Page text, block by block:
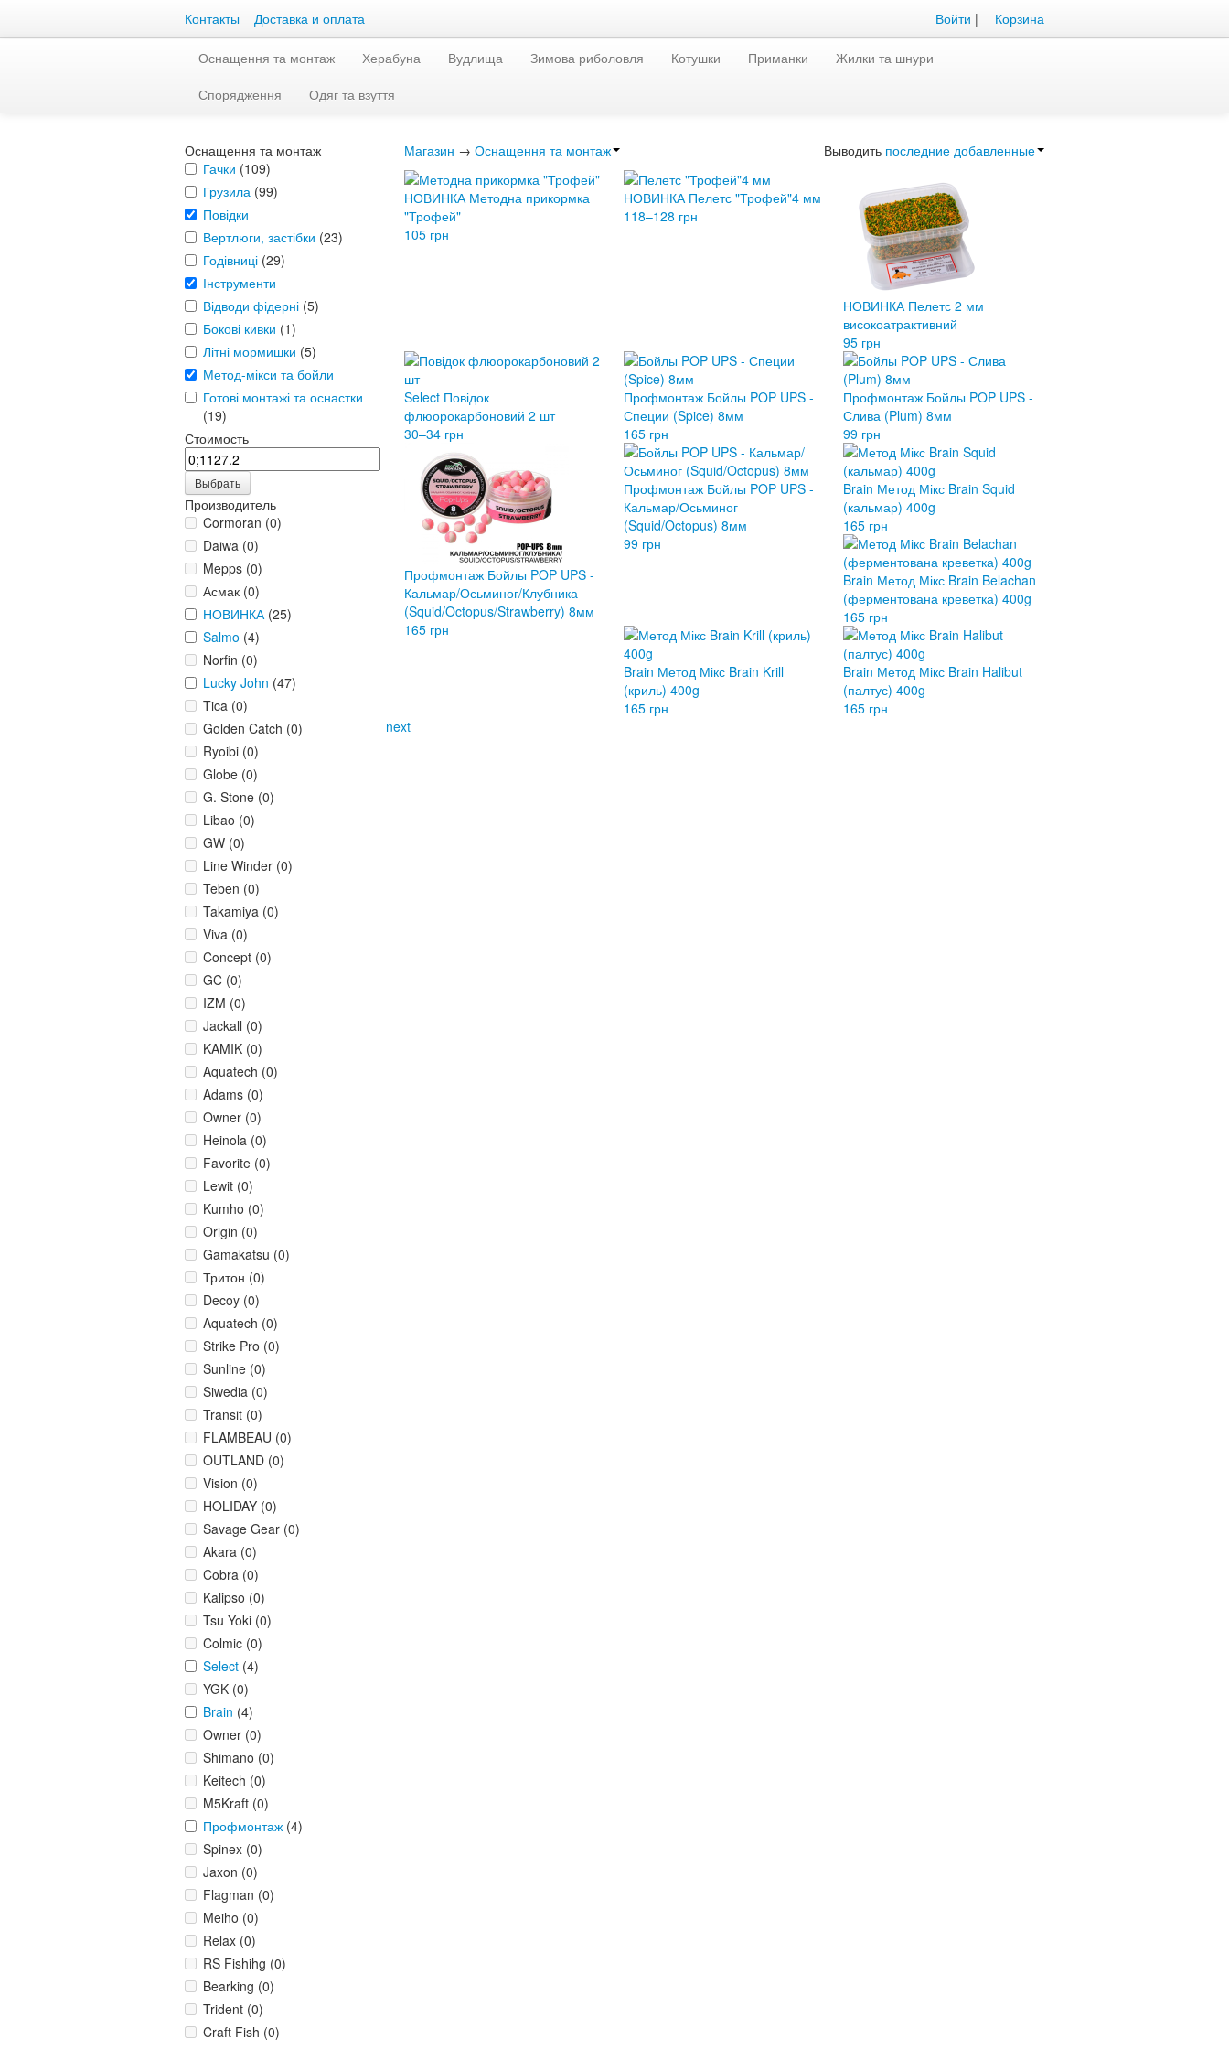
Контакты Доставка и оплата Корзина
Войти |
Оснащення та монтаж Херабуна Вудлища Зимова риболовля Котушки Приманки
Жилки та шнури
Спорядження
Одяг та взуття
Оснащення та монтаж
Гачки (109)
Грузила (99)
Повідки
Вертлюги, застібки (23)
Годівниці (29)
Інструменти
Відводи фідерні (5)
Бокові кивки (1)
Літні мормишки (5)
Метод-мікси та бойли
Готові монтажі та оснастки
(19)
Стоимость
Выбрать
Производитель
Cormoran (0)
Daiwa (0)
Mepps (0)
Асмак (0)
НОВИНКА(25)
Salmo (4)
Norfin (0)
Lucky John (47)
Tica (0)
Golden Catch (0)
Ryoibi (0)
Globe (0)
G. Stone (0)
Libao (0)
GW (0)
Line Winder (0)
Teben (0)
Takamiya (0)
Viva (0)
Concept (0)
GC (0)
IZM (0)
Jackall (0)
KAMIK (0)
Aquatech (0)
Adams (0)
Owner (0)
Heinola (0)
Favorite (0)
Lewit (0)
Kumho (0)
Origin (0)
Gamakatsu (0)
Тритон (0)
Decoy (0)
Aquatech (0)
Strike Pro (0)
Sunline (0)
Siwedia (0)
Transit (0)
FLAMBEAU (0)
OUTLAND (0)
Vision (0)
HOLIDAY (0)
Savage Gear (0)
Akara (0)
Cobra (0)
Kalipso (0)
Tsu Yoki (0)
Colmic (0)
Select (4)
YGK (0)
Brain (4)
Owner (0)
Shimano (0)
Keitech (0)
M5Kraft (0)
Профмонтаж (4)
Spinex (0)
Jaxon (0)
Flagman (0)
Meiho (0)
Relax (0)
RS Fishihg (0)
Bearking (0)
Trident (0)
Craft Fish (0)
Магазин → Оснащення та монтаж Выводить последние добавленные
НОВИНКА Методна прикормка
"Трофей"
105 грн
НОВИНКА Пелетс "Трофей"4 мм
118–128 грн
НОВИНКА Пелетс 2 мм
високоатрактивний
95 грн
Select Повідок
флюорокарбоновий 2 шт
30–34 грн
Профмонтаж Бойлы POP UPS -
Специи (Spice) 8мм
165 грн
Профмонтаж Бойлы POP UPS -
Слива (Plum) 8мм
99 грн
Профмонтаж Бойлы POP UPS -
Кальмар/Осьминог/Клубника
(Squid/Octopus/Strawberry) 8мм
165 грн
Профмонтаж Бойлы POP UPS -
Кальмар/Осьминог
(Squid/Octopus) 8мм
99 грн
Brain Метод Мікс Brain Squid
(кальмар) 400g
165 грн
Brain Метод Мікс Brain Belachan
(ферментована креветка) 400g
165 грн
Brain Метод Мікс Brain Krill
(криль) 400g
165 грн
Brain Метод Мікс Brain Halibut
(палтус) 400g
165 грн
next